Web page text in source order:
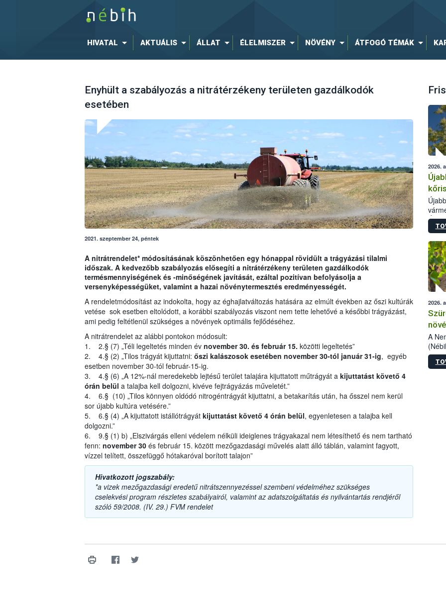
HIVATAL AKTUÁLIS ÁLLAT ÉLELMISZER NÖVÉNY ÁTFOGÓ TÉMÁK
Enyhült a szabályozás a nitrátérzékeny területen gazdálkodók
esetében
2021. szeptember 24, péntek
A nitrátrendelet* módosításának köszönhetően egy hónappal rövidült a trágyázási tilalmi
időszak. A kedvezőbb szabályozás elősegíti a nitrátérzékeny területen gazdálkodók
termésmennyiségének és -minőségének javítását, ezáltal pozitívan befolyásolja a
versenyképességüket, valamint a hazai növénytermesztés eredményességét.
A rendeletmódosítást az indokolta, hogy az éghajlatváltozás hatására az elmúlt években az őszi kultúrák
vetése sok esetben eltolódott, a korábbi szabályozás viszont nem tette lehetővé a későbbi trágyázást,
ami pedig feltétlenül szükséges a növények optimális fejlődéséhez.
A nitrátrendelet az alábbi pontokon módosult:
1. 2.§ (7) „Téli legeltetés minden év november 30. és február 15. közötti legeltetés”
2. 4.§ (2) „Tilos trágyát kijuttatni: őszi kalászosok esetében november 30-tól január 31-ig, egyéb
esetben november 30-tól február-15-ig.
3. 4.§ (6) „A 12%-nál meredekebb lejtésű terület talajára kijuttatott műtrágyát a kijuttatást követő 4
órán belül a talajba kell dolgozni, kivéve fejtrágyázás műveletét.”
4. 6.§ (10) „Tilos könnyen oldódó nitrogéntrágyát kijuttatni, a betakarítás után, ha ősszel nem kerül
sor újabb kultúra vetésére.”
5. 6.§ (4) „A kijuttatott istállótrágyát kijuttatást követő 4 órán belül, egyenletesen a talajba kell
dolgozni.”
6. 9.§ (1) b) „Elszivárgás elleni védelem nélküli ideiglenes trágyakazal nem létesíthető és nem tartható
fenn: november 30 és február 15. között mezőgazdasági művelés alatt álló táblán, valamint fagyott,
vízzel telített, összefüggő hótakaróval borított talajon”
Hivatkozott jogszabály:
*a vizek mezőgazdasági eredetű nitrátszennyezéssel szembeni védelméhez szükséges
cselekvési program részletes szabályairól, valamint az adatszolgáltatás és nyilvántartás rendjéről
szóló 59/2008. (IV. 29.) FVM rendelet
2026.
2026.
A